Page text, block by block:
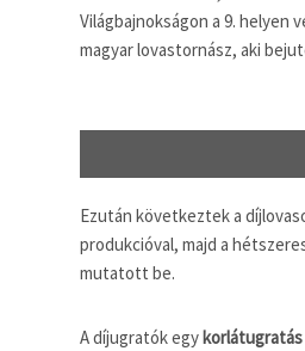
Világbajnokságon a 9.
magyar lovastornász, aki
Ezután következtek a
produkcióval, majd a
mutatott be.
A díjugratók egy